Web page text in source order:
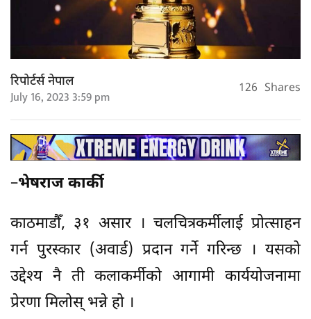
रिपोर्टर्स नेपाल
July 16, 2023 3:59 pm 126 Shares
–भेषराज कार्की
काठमाडौँ, ३१ असार । चलचित्रकर्मीलाई प्रोत्साहन
गर्न पुरस्कार (अवार्ड) प्रदान गर्ने गरिन्छ । यसको
उद्देश्य नै ती कलाकर्मीको आगामी कार्ययोजनामा
प्रेरणा मिलोस् भन्ने हो ।